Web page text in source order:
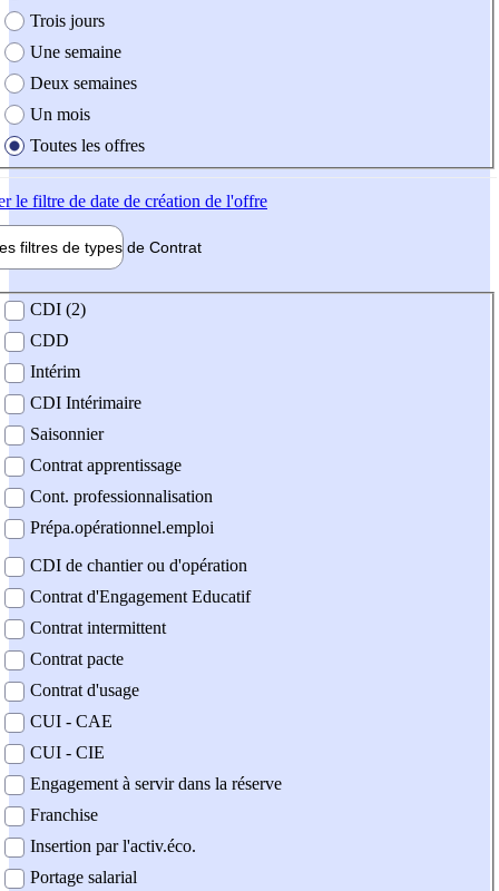
Trois jours
Une semaine
Deux semaines
Un mois
Toutes les offres
le filtre de date de création de l'offre
filtres de types de Contrat
contrat
CDI (2)
CDD
Intérim
CDI Intérimaire
Saisonnier
Contrat apprentissage
Cont. professionnalisation
Prépa.opérationnel.emploi
CDI de chantier ou d'opération
Contrat d'Engagement Educatif
Contrat intermittent
Contrat pacte
Contrat d'usage
CUI - CAE
CUI - CIE
Engagement à servir dans la réserve
Franchise
Insertion par l'activ.éco.
Portage salarial